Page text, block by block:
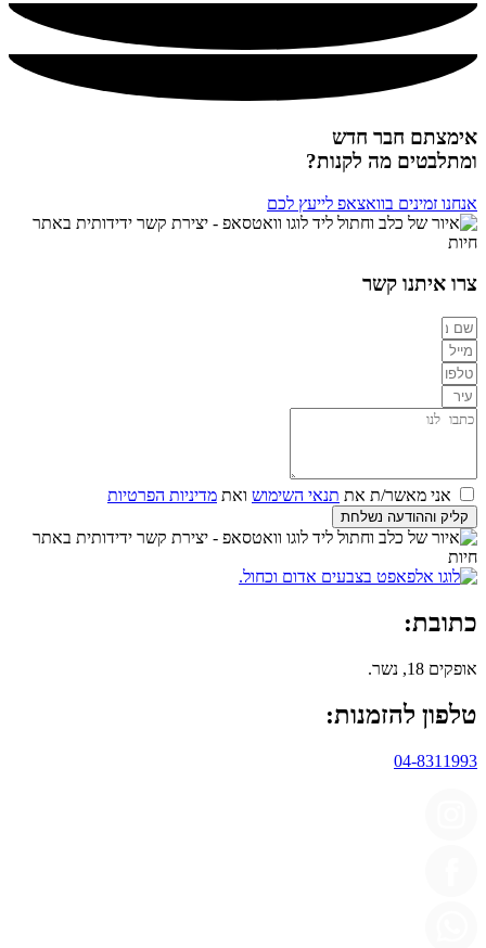
אימצתם חבר חדש
ומתלבטים מה לקנות?
אנחנו זמינים בוואצאפ לייעץ לכם
צרו איתנו קשר
אני מאשר/ת את תנאי השימוש ואת מדיניות הפרטיות
קליק וההודעה נשלחת
כתובת:
אופקים 18, נשר.
טלפון להזמנות:
04-8311993